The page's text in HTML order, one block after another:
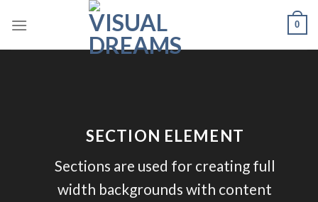
0
SECTION ELEMENT
Sections are used for creating full
width backgrounds with content